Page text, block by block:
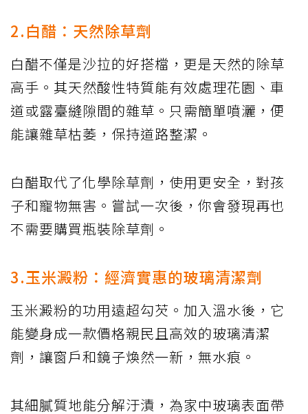
2.白醋：天然除草劑
白醋不僅是沙拉的好搭檔，更是天然的除草
高手。其天然酸性特質能有效處理花園、車
道或露臺縫隙間的雜草。只需簡單噴灑，便
能讓雜草枯萎，保持道路整潔。
白醋取代了化學除草劑，使用更安全，對孩
子和寵物無害。嘗試一次後，你會發現再也
不需要購買瓶裝除草劑。
3.玉米澱粉：經濟實惠的玻璃清潔劑
玉米澱粉的功用遠超勾芡。加入溫水後，它
能變身成一款價格親民且高效的玻璃清潔
劑，讓窗戶和鏡子煥然一新，無水痕。
其細膩質地能分解汙漬，為家中玻璃表面帶